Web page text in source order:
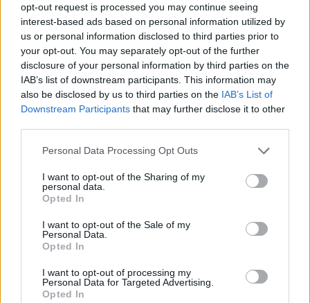
opt-out request is processed you may continue seeing
interest-based ads based on personal information utilized by
us or personal information disclosed to third parties prior to
your opt-out. You may separately opt-out of the further
disclosure of your personal information by third parties on the
IAB’s list of downstream participants. This information may
also be disclosed by us to third parties on the IAB’s List of
Downstream Participants that may further disclose it to other
Please note that this website/app uses one or more Google
not limited to your visit or usage behaviour. You may click to
grant or deny consent to Google and its third-party tags to
use your data for below specified purposes in below Google
consent section.
Personal Data Processing Opt Outs
I want to opt-out of the Sharing of my
personal data.
Opted In
I want to opt-out of the Sale of my
Personal Data.
Opted In
I want to opt-out of processing my
Personal Data for Targeted Advertising.
Opted In
«κόφτη» είναι και ηασφάλεια . Στα 250 χλμ./ώρα,
οποιοδήποτε οδηγικό λάθος μπορεί να αποβεί μοιραίο. Το
φρενάρισμα, η αποφυγή ενός εμποδίου ή ακόμη και η
διατήρηση του ελέγχου απαιτούν περίπου υπεράνθρωπα